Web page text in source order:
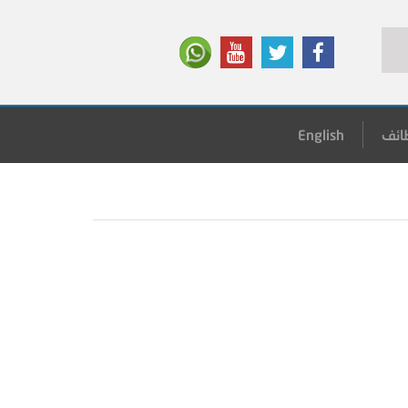
English